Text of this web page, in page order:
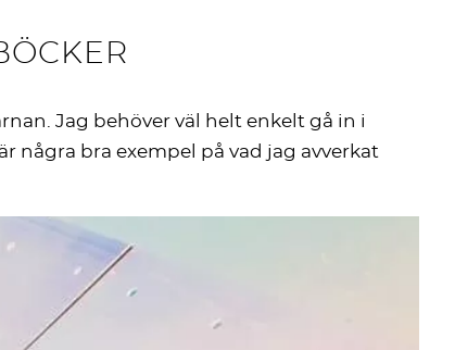
Jag behöver väl helt enkelt gå in i
några bra exempel på vad jag avverkat